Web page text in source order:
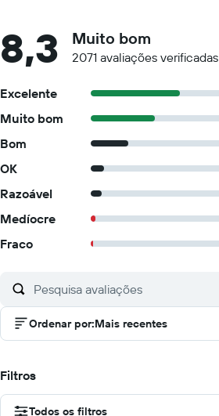
8,3 Muito bom
2071 avaliações verificadas
Excelente
Muito bom
Bom
OK
Razoável
Medíocre
Fraco
Ordenar por:Mais recentes
Filtros
Todos os filtros